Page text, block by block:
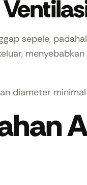
sepele,
diameter